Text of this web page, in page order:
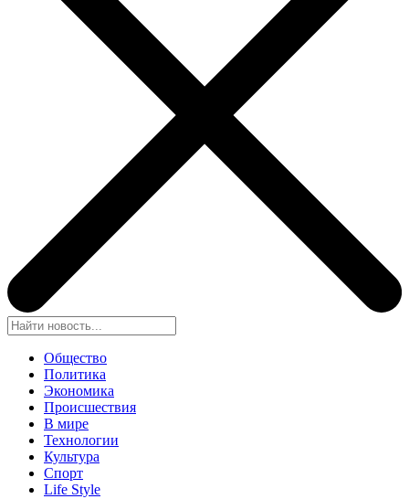
Общество
Политика
Экономика
Происшествия
В мире
Технологии
Культура
Спорт
Life Style